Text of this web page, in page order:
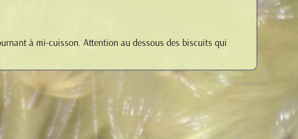
à mi-cuisson. Attention au dessous des biscuits qui